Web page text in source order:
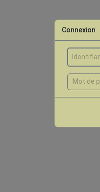
Connexion